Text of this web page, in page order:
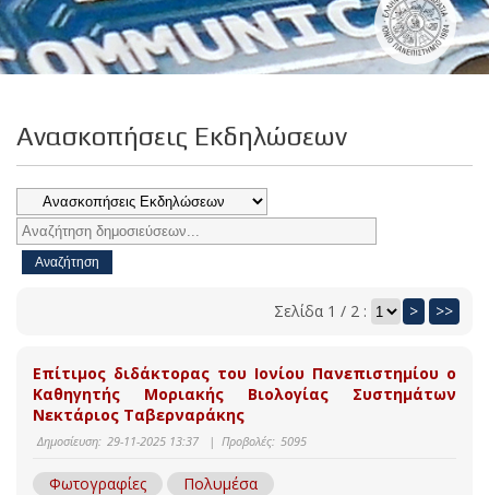
Ανασκοπήσεις Εκδηλώσεων
Σελίδα 1 / 2 : > >>
Επίτιμος διδάκτορας του Ιονίου Πανεπιστημίου ο
Καθηγητής Μοριακής Βιολογίας Συστημάτων
Νεκτάριος Ταβερναράκης
Δημοσίευση: 29-11-2025 13:37 | Προβολές: 5095
Φωτογραφίες Πολυμέσα